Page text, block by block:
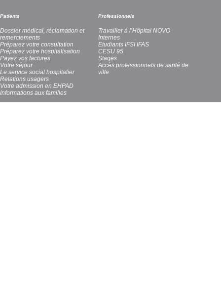
Patients
Dossier médical, réclamation et
remerciements
Préparez votre consultation
Préparez votre hospitalisation
Payez vos factures
Votre séjour
Le service social hospitalier
Relations usagers
Votre admission en EHPAD
Informations aux familles
Professionnels
Travailler à l’Hôpital NOVO
Internes
Etudiants IFSI IFAS
CESU 95
Stages
Accès professionnels de santé de
ville